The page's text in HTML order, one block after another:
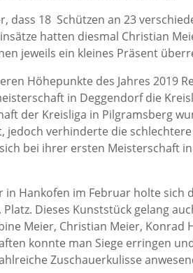
dass 18 Schützen an 23
hatten diesmal Christian
jeweils ein kleines Präsent
Höhepunkte des Jahres 2019
in Deggendorf die
der Kreisliga in Pilgramsberg
jedoch verhinderte die
bei ihrer ersten Meisterschaft
Hankofen im Februar holte sich
Dieses Kunststück gelang
Meier, Christian Meier, Konrad
konnte man Siege erringen
Zuschauerkulisse